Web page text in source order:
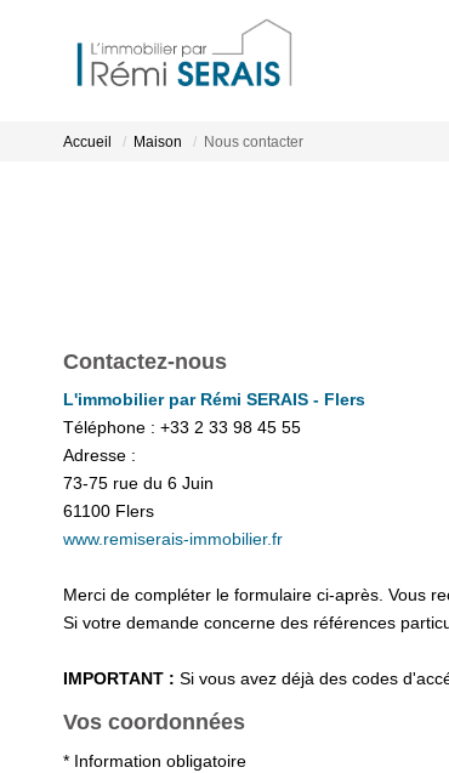
Accueil Maison Nous contacter
Contactez-nous
L'immobilier par Rémi SERAIS - Flers
Téléphone : +33 2 33 98 45 55
Adresse :
73-75 rue du 6 Juin
61100 Flers
www.remiserais-immobilier.fr
Merci de compléter le formulaire ci-après. Vous
Si votre demande concerne des références
IMPORTANT : Si vous avez déjà des codes
Vos coordonnées
* Information obligatoire